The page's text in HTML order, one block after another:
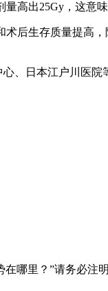
出25Gy，这意味
术后生存质量提高
日本江户川医院
哪里？”请务必注明